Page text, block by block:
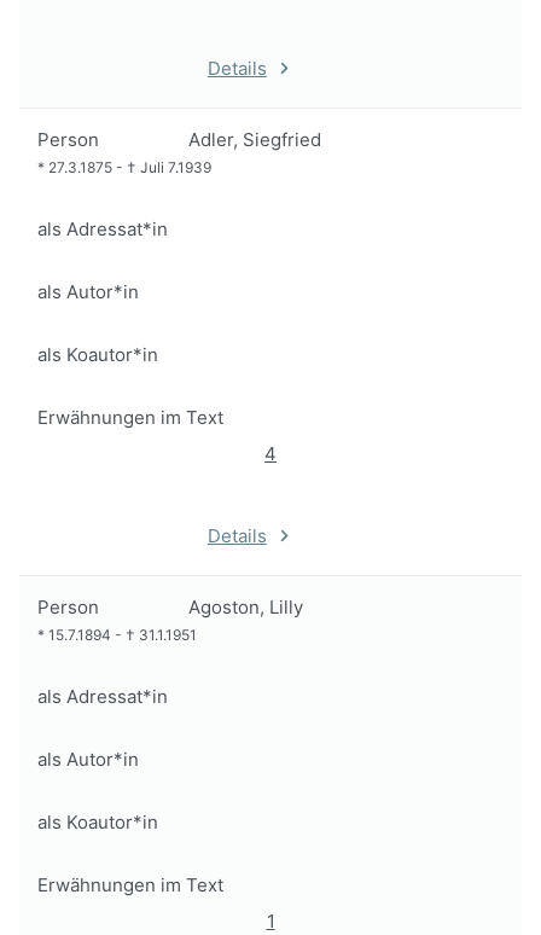
Details
Person Adler, Siegfried
* 27.3.1875 - † Juli 7.1939
als Adressat*in
als Autor*in
als Koautor*in
Erwähnungen im Text
4
Details
Person Agoston, Lilly
* 15.7.1894 - † 31.1.1951
als Adressat*in
als Autor*in
als Koautor*in
Erwähnungen im Text
1